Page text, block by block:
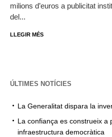
milions d’euros a publicitat
del...
LLEGIR MÉS
ÚLTIMES NOTÍCIES
La Generalitat dispara la
La confiança es construeix a
infraestructura democràtica